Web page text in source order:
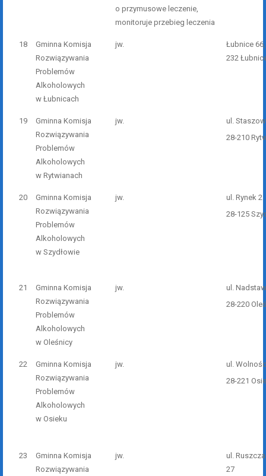
o przymusowe leczenie,
monitoruje przebieg leczenia
18
Gminna Komisja
Rozwiązywania
Problemów
Alkoholowych
w Łubnicach
jw.
Łubnice
232
19
Gminna Komisja
Rozwiązywania
Problemów
Alkoholowych
w Rytwianach
jw.
ul.
28-210
20
Gminna Komisja
Rozwiązywania
Problemów
Alkoholowych
w Szydłowie
jw.
ul. Rynek 2
28-125
21
Gminna Komisja
Rozwiązywania
Problemów
Alkoholowych
w Oleśnicy
jw.
ul.
28-220
22
Gminna Komisja
Rozwiązywania
Problemów
Alkoholowych
w Osieku
jw.
ul.
28-221
23
Gminna Komisja
Rozwiązywania
jw.
ul.
27